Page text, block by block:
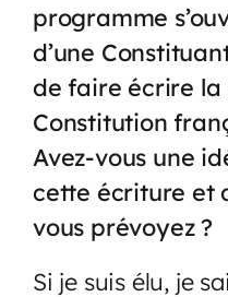
programme
d’une
de faire écrire la
Constitution
Avez-vous une
cette écriture et
vous prévoyez ?
Si je suis élu, je